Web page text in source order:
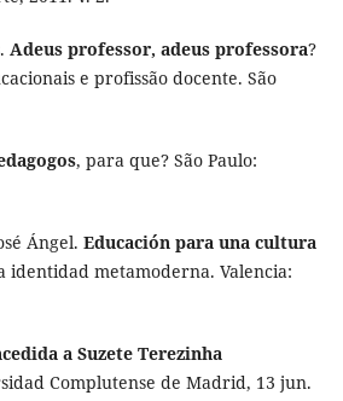
Adeus professor, adeus professora?
e profissão docente. São
, para que? São Paulo:
Ángel. Educación para una cultura
identidad metamoderna. Valencia:
a Suzete Terezinha
Complutense de Madrid, 13 jun.